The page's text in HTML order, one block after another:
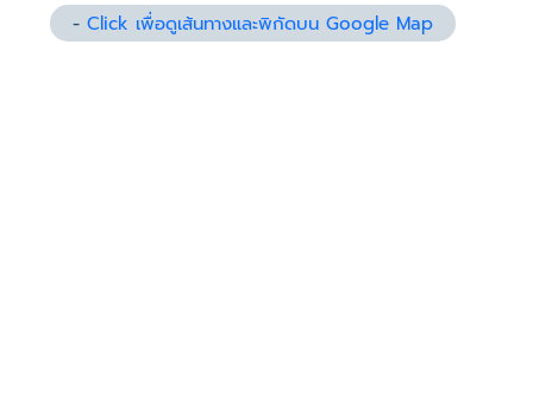
-Click เพื่อดูเส้นทางและพิกัดบน Google Map